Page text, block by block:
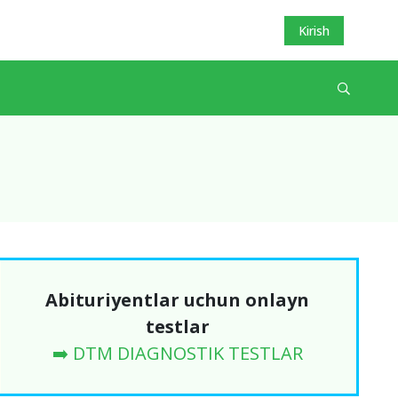
Kirish
Abituriyentlar uchun onlayn
testlar
➡️ DTM DIAGNOSTIK TESTLAR